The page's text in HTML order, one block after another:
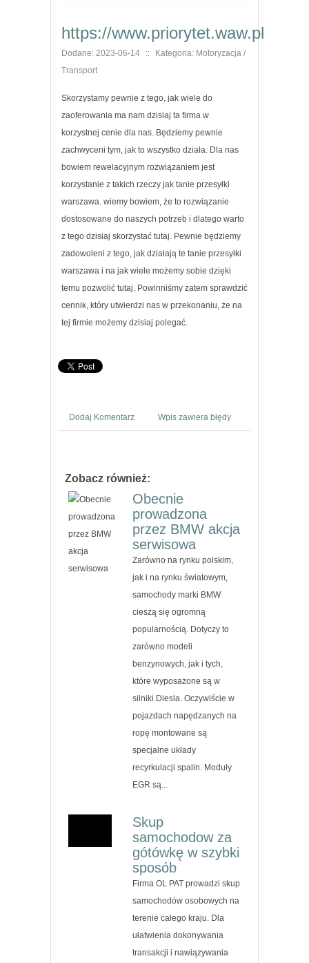
https://www.priorytet.waw.pl
Dodane: 2023-06-14 ::
Kategoria: Motoryzacja /
Transport
Skorzystamy pewnie z tego, jak wiele do
zaoferowania ma nam dzisiaj ta firma w
korzystnej cenie dla nas. Będziemy pewnie
zachwyceni tym, jak to wszystko działa. Dla nas
bowiem rewelacyjnym rozwiązaniem jest
korzystanie z takich rzeczy jak tanie przesyłki
warszawa. wiemy bowiem, że to rozwiązanie
dostosowane do naszych potrzeb i dlatego warto
z tego dzisiaj skorzystać tutaj. Pewnie będziemy
zadowoleni z tego, jak działają te tanie przesyłki
warszawa i na jak wiele możemy sobie dzięki
temu pozwolić tutaj. Powinniśmy zatem sprawdzić
cennik, który utwierdzi nas w przekonaniu, że na
tej firmie możemy dzisiaj polegać.
Dodaj Komentarz Wpis zawiera błędy
Zobacz również:
Obecnie
prowadzona
przez BMW akcja
serwisowa
Zarówno na rynku polskim,
jak i na rynku światowym,
samochody marki BMW
cieszą się ogromną
popularnością. Dotyczy to
zarówno modeli
benzynowych, jak i tych,
które wyposażone są w
silniki Diesla. Oczywiście w
pojazdach napędzanych na
ropę montowane są
specjalne układy
recyrkulacji spalin. Moduły
EGR są...
Skup
samochodow za
gótówkę w szybki
sposób
Firma OL PAT prowadzi skup
samochodów osobowych na
terenie całego kraju. Dla
ułatwienia dokonywania
transakcji i nawiązywania